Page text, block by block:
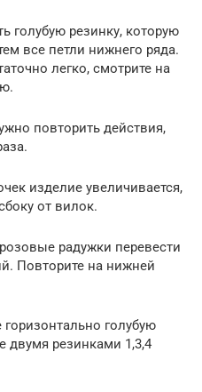
голубую резинку, которую
все петли нижнего ряда.
легко, смотрите на
повторить действия,
изделие увеличивается,
от вилок.
радужки перевести
Повторите на нижней
голубую
двумя резинками 1,3,4